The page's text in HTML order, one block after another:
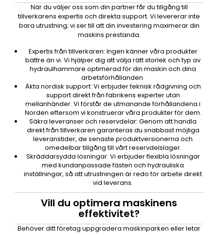
När du väljer oss som din partner får du tillgång till
tillverkarens expertis och direkta support. Vi levererar inte
bara utrustning; vi ser till att din investering maximerar din
maskins prestanda:
Expertis från tillverkaren: Ingen känner våra produkter
bättre än vi. Vi hjälper dig att välja rätt storlek och typ av
hydraulhammare optimerad för din maskin och dina
arbetsförhållanden.
Äkta nordisk support: Vi erbjuder teknisk rådgivning och
support direkt från fabrikens experter utan
mellanhänder. Vi förstår de utmanande förhållandena i
Norden eftersom vi konstruerar våra produkter för dem.
Säkra leveranser och reservdelar: Genom att handla
direkt från tillverkaren garanteras du snabbast möjliga
leveranstider, de senaste produktversionerna och
omedelbar tillgång till vårt reservdelslager.
Skräddarsydda lösningar: Vi erbjuder flexibla lösningar
med kundanpassade fästen och hydrauliska
inställningar, så att utrustningen är redo för arbete direkt
vid leverans.
Vill du optimera maskinens
effektivitet?
Behöver ditt företag uppgradera maskinparken eller letar